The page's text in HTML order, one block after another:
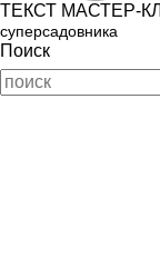
ТЕКСТ МАСТЕР-
суперсадовника
Поиск